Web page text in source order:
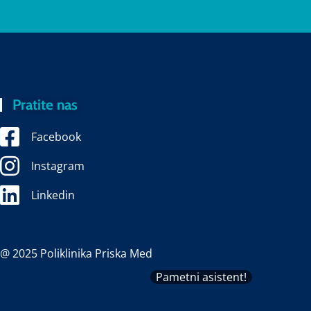
Pratite nas
Facebook
Instagram
Linkedin
@ 2025 Poliklinika Priska Med
Pametni asistent!